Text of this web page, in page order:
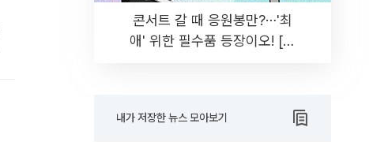
콘서트 갈 때 응원봉만?⋯'최
애' 위한 필수품 등장이오! [솔
내가 저장한 뉴스 모아보기